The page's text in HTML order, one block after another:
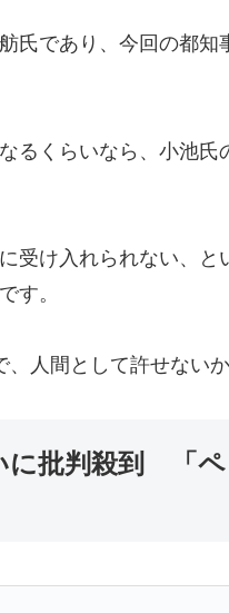
氏であり、今回の都
るくらいなら、小池
受け入れられない、
す。
人間として許せないか
に批判殺到 「